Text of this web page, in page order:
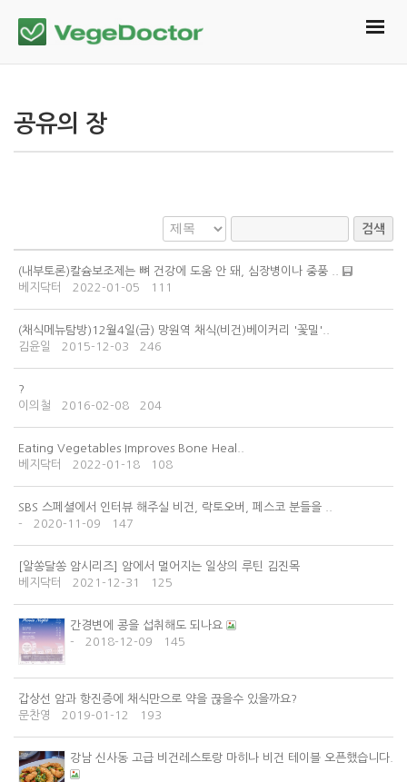
공유의 장
검색
(내부토론)칼슘보조제는 뼈 건강에 도움 안 돼, 심장병이나 중풍 ..
베지닥터
2022-01-05 111
(채식메뉴탐방)12월4일(금) 망원역 채식(비건)베이커리 '꽃밀'..
김윤일
2015-12-03 246
?
이의철
2016-02-08 204
Eating Vegetables Improves Bone Heal..
베지닥터
2022-01-18 108
SBS 스페셜에서 인터뷰 해주실 비건, 락토오버, 페스코 분들을 ..
-
2020-11-09 147
[알쏭달쏭 암시리즈] 암에서 멀어지는 일상의 루틴 김진목
베지닥터
2021-12-31 125
간경변에 콩을 섭취해도 되나요
-
2018-12-09 145
갑상선 암과 항진증에 채식만으로 약을 끊을수 있을까요?
문찬영
2019-01-12 193
강남 신사동 고급 비건레스토랑 마히나 비건 테이블 오픈했습니다.